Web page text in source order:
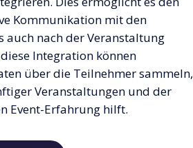
Kommunikation mit den
auch nach der Veranstaltung
Integration können
über die Teilnehmer sammeln,
Veranstaltungen und der
Event-Erfahrung hilft.